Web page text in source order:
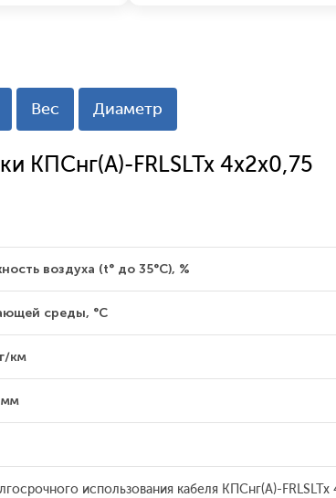
Вес Диаметр
КПСнг(А)-FRLSLTx 4x2x0,75
воздуха (t° до 35°С), %
среды, °С
км
использования кабеля КПСнг(А)-